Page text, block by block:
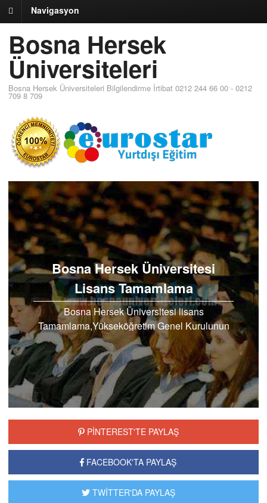
Navigasyon
Bosna Hersek
Üniversiteleri
Bosna Hersek Üniversiteleri Bilgilendirme İrtibat 0212 244 66 00 - 0212
709 8 709
Bosna Hersek Üniversitesi
Lisans Tamamlama
Bosna Hersek Üniversitesi lisans
Tamamlama,Yükseköğretim Genel Kurulunun
12.02.2015 tarihli toplantısında: Ortaöğrenimini
Türkiye'de tamamlayan ve eğitim...
PİNTEREST'TE PAYLAŞ
FACEBOOK'TA PAYLAŞ
TWİTTER'DA PAYLAŞ